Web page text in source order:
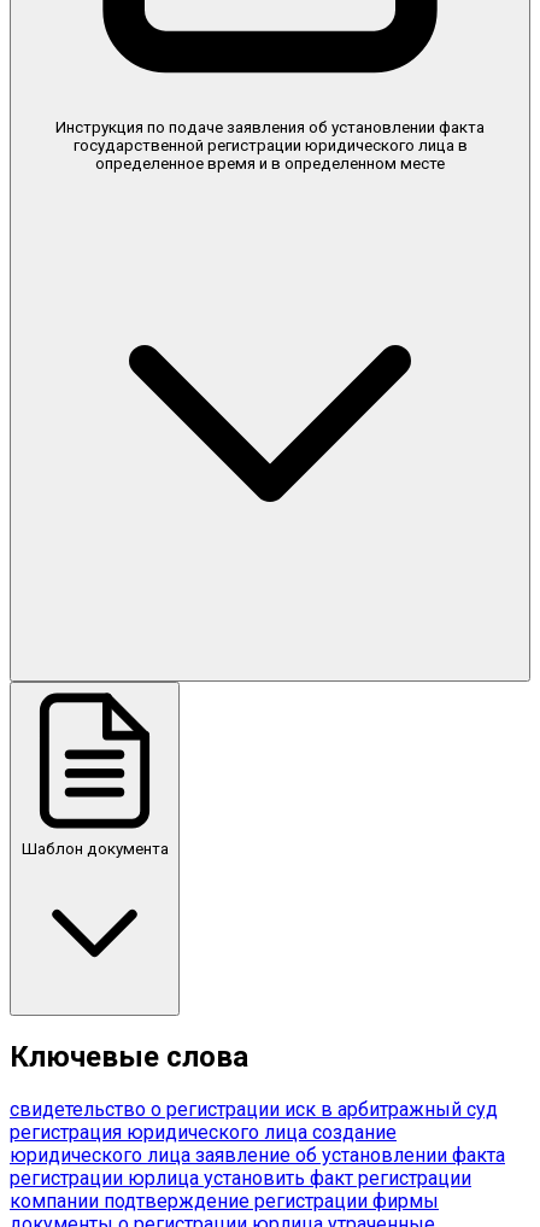
Инструкция по подаче заявления об установлении факта
государственной регистрации юридического лица в
определенное время и в определенном месте
Шаблон документа
Ключевые слова
свидетельство о регистрации иск в арбитражный суд
регистрация юридического лица создание
юридического лица заявление об установлении факта
регистрации юрлица установить факт регистрации
компании подтверждение регистрации фирмы